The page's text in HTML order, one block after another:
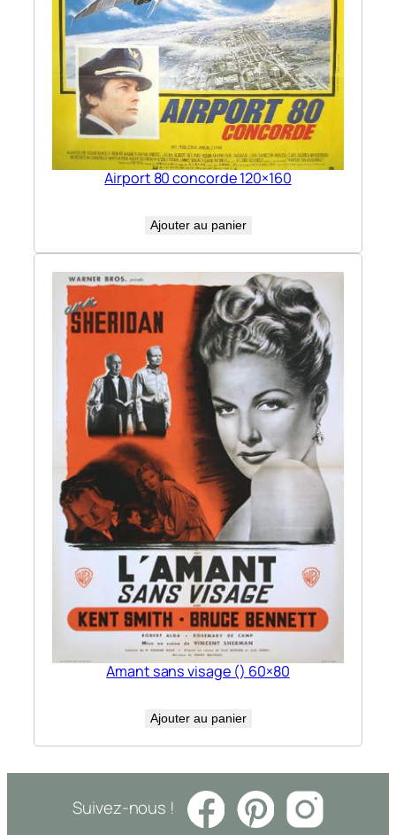
Airport 80 concorde 120×160
Ajouter au panier
Amant sans visage () 60×80
Ajouter au panier
Suivez-nous !